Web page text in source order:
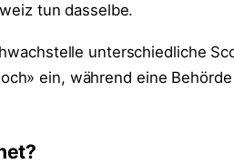
tun dasselbe.
unterschiedliche
ein, während eine